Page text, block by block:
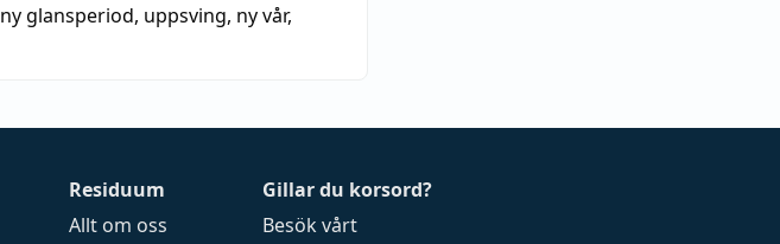
ny glansperiod, uppsving, ny vår,
Residuum
Allt om oss
Gillar du korsord?
Besök vårt